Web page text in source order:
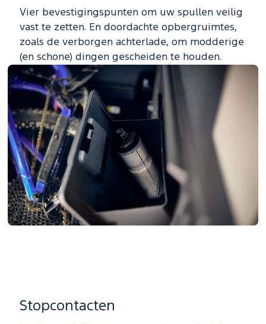
Vier bevestigingspunten om uw spullen veilig
vast te zetten. En doordachte opbergruimtes,
zoals de verborgen achterlade, om modderige
(en schone) dingen gescheiden te houden.
Stopcontacten